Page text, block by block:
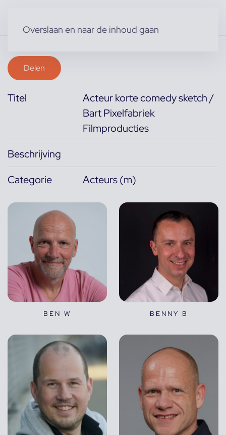
Overslaan en naar de inhoud gaan
Delen
Titel
Acteur korte comedy sketch /
Bart Pixelfabriek
Filmproducties
Beschrijving
Categorie
Acteurs (m)
BEN W BENNY B